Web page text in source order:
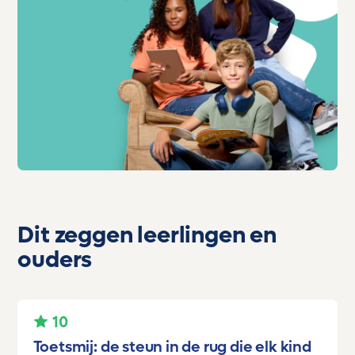
Dit zeggen leerlingen en
ouders
10
Toetsmij: de steun in de rug die elk kind